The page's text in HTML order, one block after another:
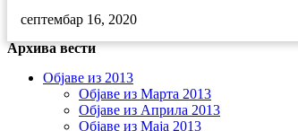
септембар 16, 2020
Архива вести
Објаве из 2013
Објаве из Марта 2013
Објаве из Априла 2013
Објаве из Маја 2013